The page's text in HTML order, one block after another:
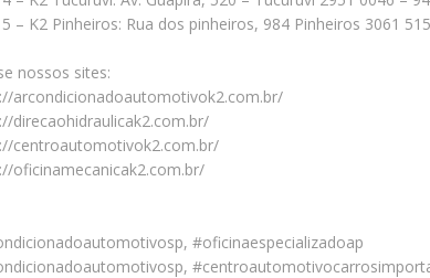
5 – K2 Pinheiros: Rua dos pinheiros, 984 Pinheiros 3061
nossos sites:
arcondicionadoautomotivok2.com.br/
direcaohidraulicak2.com.br/
centroautomotivok2.com.br/
oficinamecanicak2.com.br/
#oficinaespecializadoap